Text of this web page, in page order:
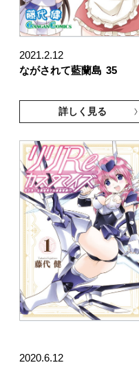
2021.2.12
ながされて藍蘭島 35
詳しく見る
2020.6.12